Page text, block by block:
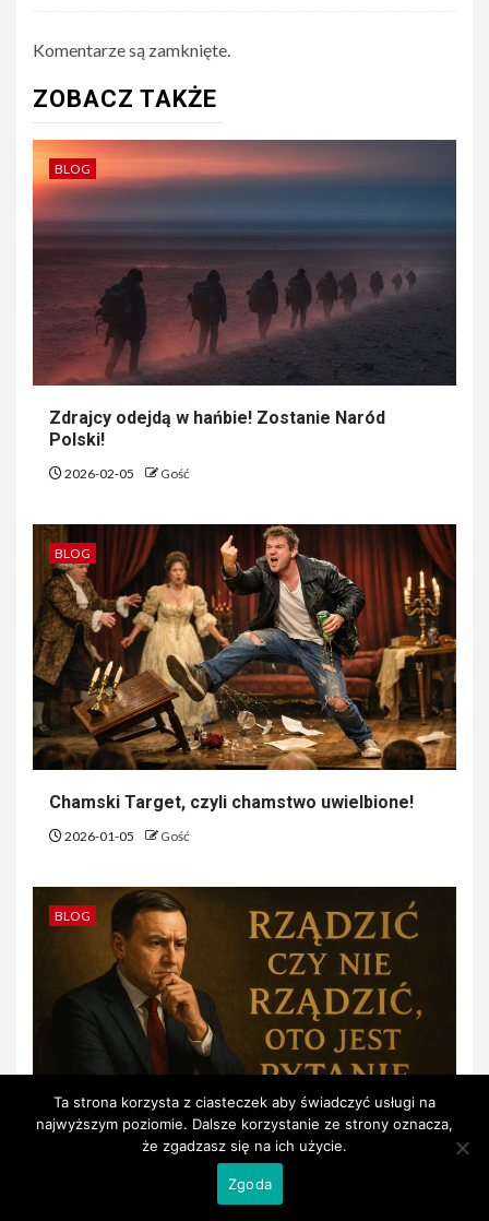
Komentarze są zamknięte.
ZOBACZ TAKŻE
BLOG
Zdrajcy odejdą w hańbie! Zostanie Naród
Polski!
2026-02-05 Gość
BLOG
Chamski Target, czyli chamstwo uwielbione!
2026-01-05 Gość
BLOG
Rządzić, czy Nierządzić? Oto jest pytanie!
Ta strona korzysta z ciasteczek aby świadczyć usługi na
najwyższym poziomie. Dalsze korzystanie ze strony oznacza,
że zgadzasz się na ich użycie.
Zgoda